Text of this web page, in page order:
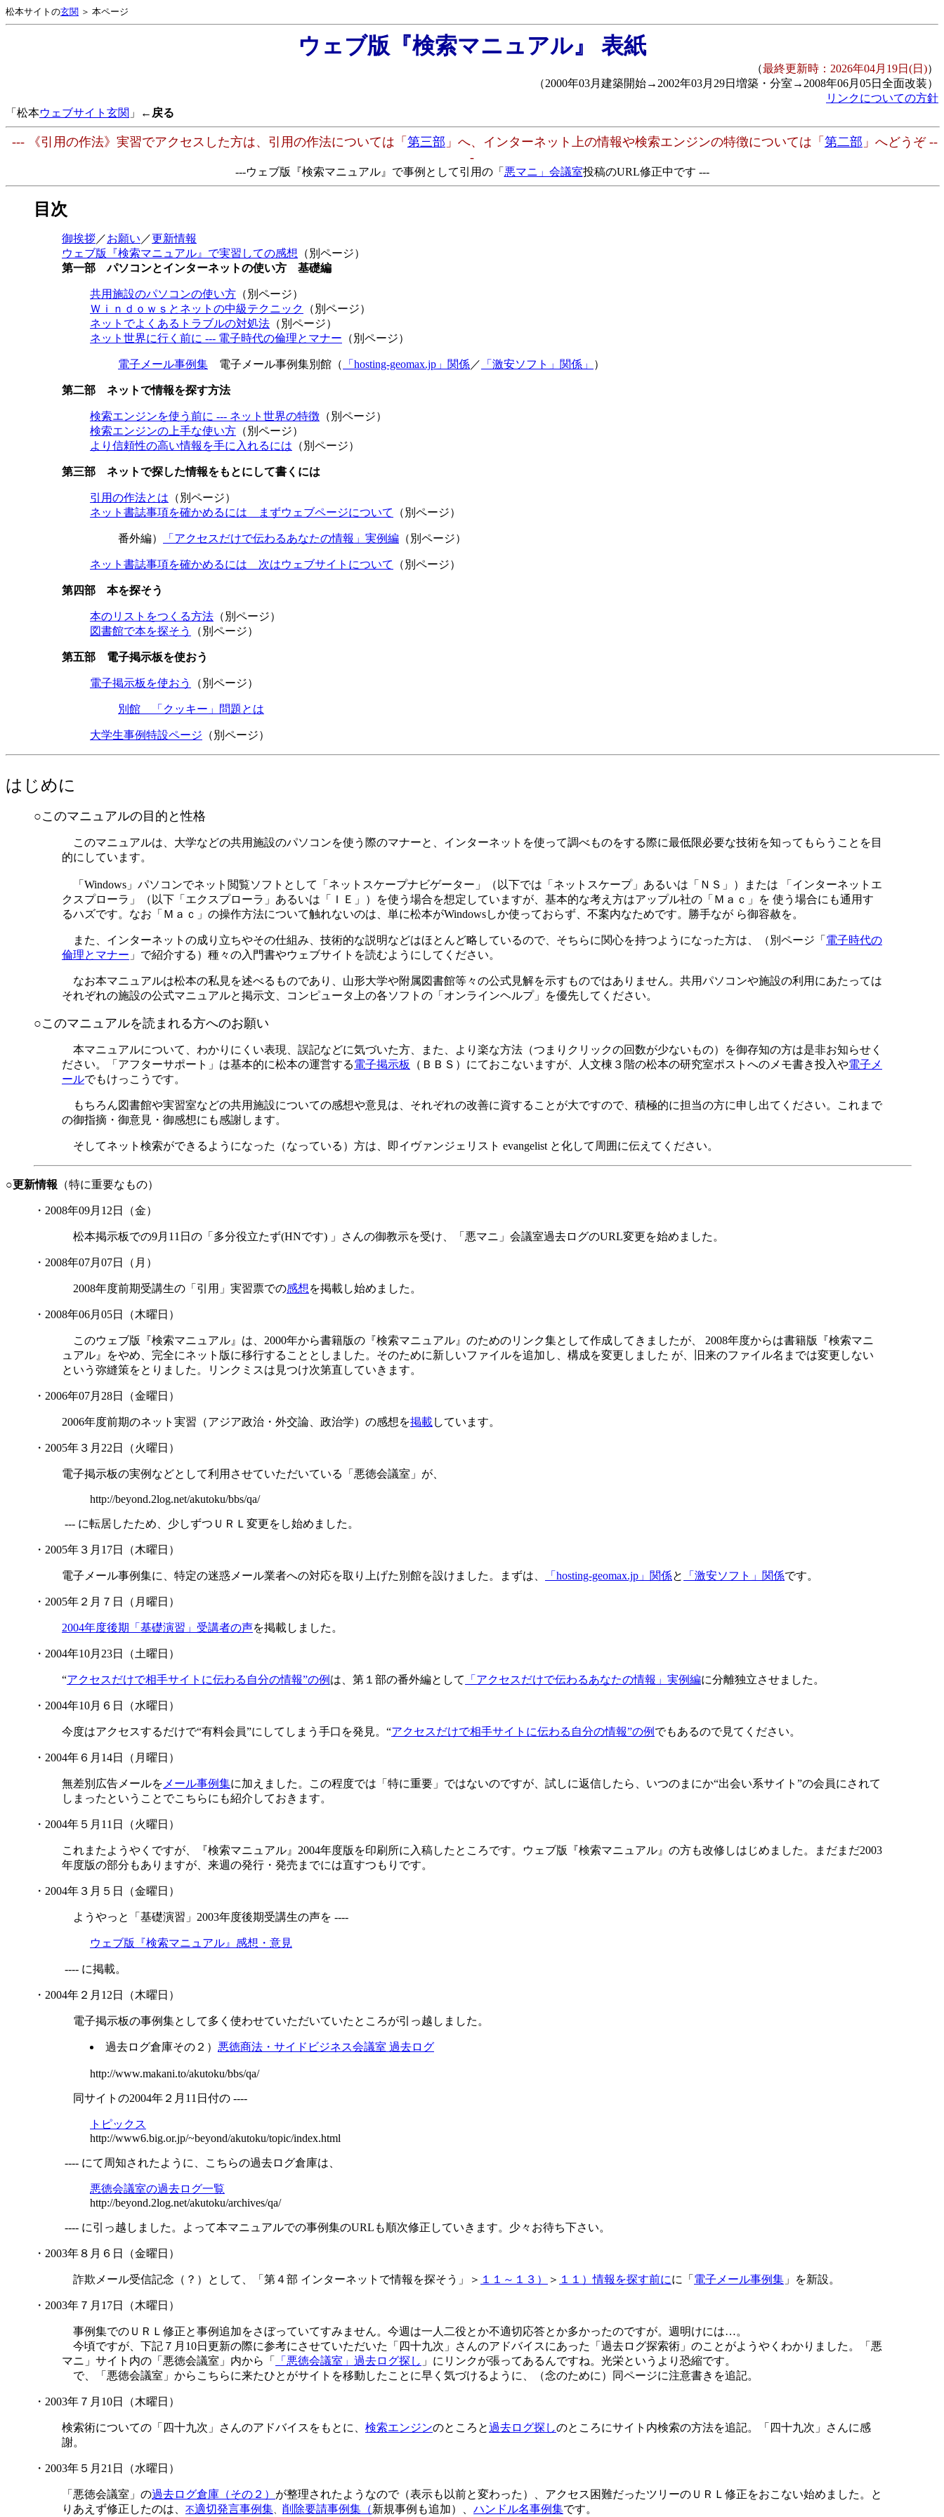
松本サイトの玄関 ＞ 本ページ
ウェブ版『検索マニュアル』 表紙
（最終更新時：2026年04月19日(日)）
（2000年03月建築開始→2002年03月29日増築・分室→2008年06月05日全面改装）
リンクについての方針
「松本ウェブサイト玄関 」 ←戻る
--- 《引用の作法》実習でアクセスした方は、引用の作法については「 第三部 」へ、インターネット上の情報や検索エンジンの特徴については「 第二部 」へどうぞ --
-
---ウェブ版『検索マニュアル』で事例として引用の「 悪マニ」会議室投稿のURL修正中です ---
目次
御挨拶／お願い ／更新情報
ウェブ版『検索マニュアル』で実習しての感想 （別ページ）
第一部 パソコンとインターネットの使い方 基礎編
共用施設のパソコンの使い方 （別ページ）
Ｗｉｎｄｏｗｓとネットの中級テクニック
（別ページ）
ネットでよくあるトラブルの対処法 （別ページ）
ネット世界に行く前に --- 電子時代の倫理とマナー （別ページ）
電子メール事例集 電子メール事例集別館（ 「hosting-geomax.jp」関係／ 「激安ソフト」関係」 ）
第二部 ネットで情報を探す方法
検索エンジンを使う前に --- ネット世界の特徴 （別ページ）
検索エンジンの上手な使い方 （別ページ）
より信頼性の高い情報を手に入れるには （別ページ）
第三部 ネットで探した情報をもとにして書くには
引用の作法とは （別ページ）
ネット書誌事項を確かめるには まずウェブページについて
（別ページ）
番外編） 「アクセスだけで伝わるあなたの情報」実例編 （別ページ）
ネット書誌事項を確かめるには 次はウェブサイトについて （別ページ）
第四部 本を探そう
本のリストをつくる方法 （別ページ）
図書館で本を探そう
（別ページ）
第五部 電子掲示板を使おう
電子掲示板を使おう （別ページ）
別館 「クッキー」問題とは
大学生事例特設ページ （別ページ）
はじめに
○このマニュアルの目的と性格
このマニュアルは、大学などの共用施設のパソコンを使う際のマナーと、インターネットを使って調べものをする際に最低限必要な技術を知ってもらうことを目
的にしています。
「Windows」パソコンでネット閲覧ソフトとして「ネットスケープナビゲーター」（以下では「ネットスケープ」あるいは「ＮＳ」）または 「インターネットエ
クスプローラ」（以下「エクスプローラ」あるいは「ＩＥ」）を使う場合を想定していますが、基本的な考え方はアップル社の「Ｍａｃ」を 使う場合にも通用す
るハズです。なお「Ｍａｃ」の操作方法について触れないのは、単に松本がWindowsしか使っておらず、不案内なためです。勝手なが ら御容赦を。
また、インターネットの成り立ちやその仕組み、技術的な説明などはほとんど略しているので、そちらに関心を持つようになった方は、（別ページ「 電子時代の
倫理とマナー 」で紹介する）種々の入門書やウェブサイトを読むようにしてください。
なお本マニュアルは松本の私見を述べるものであり、山形大学や附属図書館等々の公式見解を示すものではありません。共用パソコンや施設の利用にあたっては
それぞれの施設の公式マニュアルと掲示文、コンピュータ上の各ソフトの「オンラインヘルプ」を優先してください。
○このマニュアルを読まれる方へのお願い
本マニュアルについて、わかりにくい表現、誤記などに気づいた方、また、より楽な方法（つまりクリックの回数が少ないもの）を御存知の方は是非お知らせく
ださい。「アフターサポート」は基本的に松本の運営する電子掲示板 （ＢＢＳ）にておこないますが、人文棟３階の松本の研究室ポストへのメモ書き投入や電子メ
ールでもけっこうです。
もちろん図書館や実習室などの共用施設についての感想や意見は、それぞれの改善に資することが大ですので、積極的に担当の方に申し出てください。これまで
の御指摘・御意見・御感想にも感謝します。
そしてネット検索ができるようになった（なっている）方は、即イヴァンジェリスト evangelist と化して周囲に伝えてください。
○更新情報 （特に重要なもの）
・2008年09月12日（金）
松本掲示板での9月11日の「多分役立たず(HNです) 」さんの御教示を受け、「悪マニ」会議室過去ログのURL変更を始めました。
・2008年07月07日（月）
2008年度前期受講生の「引用」実習票での感想を掲載し始めました。
・2008年06月05日（木曜日）
このウェブ版『検索マニュアル』は、2000年から書籍版の『検索マニュアル』のためのリンク集として作成してきましたが、 2008年度からは書籍版『検索マニ
ュアル』をやめ、完全にネット版に移行することとしました。そのために新しいファイルを追加し、構成を変更しました が、旧来のファイル名までは変更しない
という弥縫策をとりました。リンクミスは見つけ次第直していきます。
・2006年07月28日（金曜日）
2006年度前期のネット実習（アジア政治・外交論、政治学）の感想を掲載しています。
・2005年３月22日（火曜日）
電子掲示板の実例などとして利用させていただいている「悪徳会議室」が、
http://beyond.2log.net/akutoku/bbs/qa/
--- に転居したため、少しずつＵＲＬ変更をし始めました。
・2005年３月17日（木曜日）
電子メール事例集に、特定の迷惑メール業者への対応を取り上げた別館を設けました。まずは、 「hosting-geomax.jp」関係と 「激安ソフト」関係です。
・2005年２月７日（月曜日）
2004年度後期「基礎演習」受講者の声を掲載しました。
・2004年10月23日（土曜日）
“アクセスだけで相手サイトに伝わる自分の情報”の例 は、第１部の番外編として 「アクセスだけで伝わるあなたの情報」実例編に分離独立させました。
・2004年10月６日（水曜日）
今度はアクセスするだけで“有料会員”にしてしまう手口を発見。“アクセスだけで相手サイトに伝わる自分の情報”の例 でもあるので見てください。
・2004年６月14日（月曜日）
無差別広告メールを メール事例集に加えました。この程度では「特に重要」ではないのですが、試しに返信したら、いつのまにか“出会い系サイト”の会員にされて
しまったということでこちらにも紹介しておきます。
・2004年５月11日（火曜日）
これまたようやくですが、『検索マニュアル』2004年度版を印刷所に入稿したところです。ウェブ版『検索マニュアル』の方も改修しはじめました。まだまだ2003
年度版の部分もありますが、来週の発行・発売までには直すつもりです。
・2004年３月５日（金曜日）
ようやっと「基礎演習」2003年度後期受講生の声を ----
ウェブ版『検索マニュアル』感想・意見
---- に掲載。
・2004年２月12日（木曜日）
電子掲示板の事例集として多く使わせていただいていたところが引っ越しました。
過去ログ倉庫その２） 悪徳商法・サイドビジネス会議室 過去ログ
http://www.makani.to/akutoku/bbs/qa/
同サイトの2004年２月11日付の ----
トピックス
http://www6.big.or.jp/~beyond/akutoku/topic/index.html
---- にて周知されたように、こちらの過去ログ倉庫は、
悪徳会議室の過去ログ一覧
http://beyond.2log.net/akutoku/archives/qa/
---- に引っ越しました。よって本マニュアルでの事例集のURLも順次修正していきます。少々お待ち下さい。
・2003年８月６日（金曜日）
詐欺メール受信記念（？）として、「第４部 インターネットで情報を探そう」＞ １１～１３） ＞ １１）情報を探す前にに「 電子メール事例集 」を新設。
・2003年７月17日（木曜日）
事例集でのＵＲＬ修正と事例追加をさぼっていてすみません。今週は一人二役とか不適切応答とか多かったのですが。週明けには…。
今頃ですが、下記７月10日更新の際に参考にさせていただいた「四十九次」さんのアドバイスにあった「過去ログ探索術」のことがようやくわかりました。「悪
マニ」サイト内の「悪徳会議室」内から「
「悪徳会議室」過去ログ探し 」にリンクが張ってあるんですね。光栄というより恐縮です。
で、「悪徳会議室」からこちらに来たひとがサイトを移動したことに早く気づけるように、（念のために）同ページに注意書きを追記。
・2003年７月10日（木曜日）
検索術についての「四十九次」さんのアドバイスをもとに、 検索エンジンのところと過去ログ探しのところにサイト内検索の方法を追記。「四十九次」さんに感
謝。
・2003年５月21日（水曜日）
「悪徳会議室」の過去ログ倉庫（その２） が整理されたようなので（表示も以前と変わった）、アクセス困難だったツリーのＵＲＬ修正をおこない始めました。と
りあえず修正したのは、 不適切発言事例集、 削除要請事例集（新規事例も追加）、 ハンドル名事例集です。